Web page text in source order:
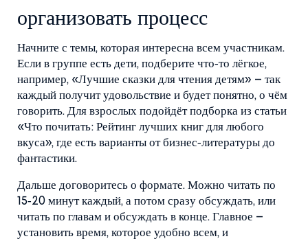
организовать процесс
Начните с темы, которая интересна всем участникам.
Если в группе есть дети, подберите что‑то лёгкое,
например, «Лучшие сказки для чтения детям» – так
каждый получит удовольствие и будет понятно, о чём
говорить. Для взрослых подойдёт подборка из статьи
«Что почитать: Рейтинг лучших книг для любого
вкуса», где есть варианты от бизнес‑литературы до
фантастики.
Дальше договоритесь о формате. Можно читать по
15‑20 минут каждый, а потом сразу обсуждать, или
читать по главам и обсуждать в конце. Главное –
установить время, которое удобно всем, и